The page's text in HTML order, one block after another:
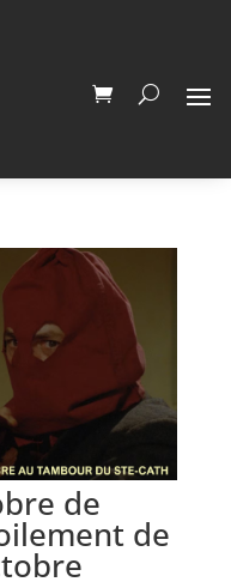
de
de